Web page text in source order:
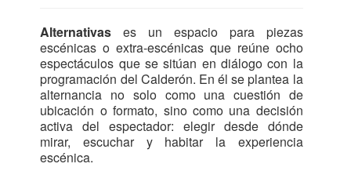
Alternativas es un espacio para piezas
escénicas o extra-escénicas que reúne ocho
espectáculos que se sitúan en diálogo con la
programación del Calderón. En él se plantea la
alternancia no solo como una cuestión de
ubicación o formato, sino como una decisión
activa del espectador: elegir desde dónde
mirar, escuchar y habitar la experiencia
escénica.